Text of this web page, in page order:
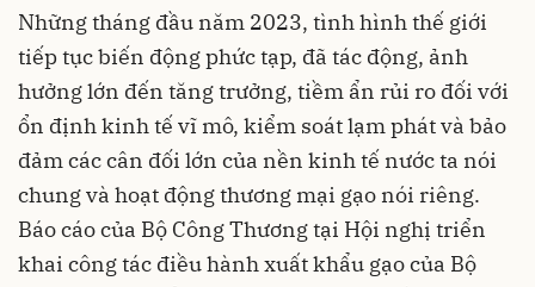
Những tháng đầu năm 2023, tình hình thế giới
tiếp tục biến động phức tạp, đã tác động, ảnh
hưởng lớn đến tăng trưởng, tiềm ẩn rủi ro đối với
ổn định kinh tế vĩ mô, kiểm soát lạm phát và bảo
đảm các cân đối lớn của nền kinh tế nước ta nói
chung và hoạt động thương mại gạo nói riêng.
Báo cáo của Bộ Công Thương tại Hội nghị triển
khai công tác điều hành xuất khẩu gạo của Bộ